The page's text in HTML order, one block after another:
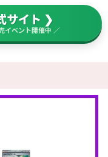
サイト ❯
イベント開催中 ／